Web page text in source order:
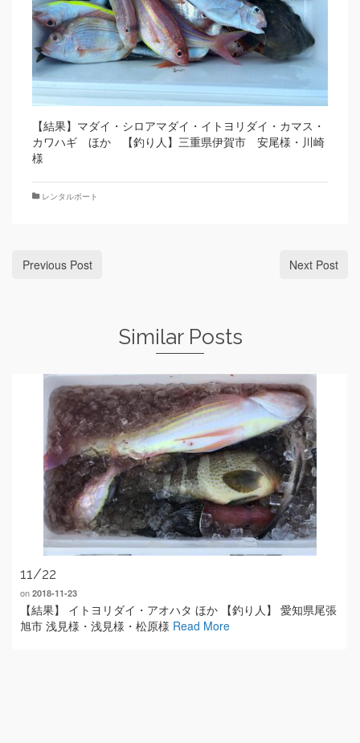
【結果】マダイ・シロアマダイ・イトヨリダイ・カマス・
カワハギ ほか 【釣り人】三重県伊賀市 安尾様・川崎
様
レンタルボート
Previous Post Next Post
Similar Posts
11/22
on 2018-11-23
【結果】 イトヨリダイ・アオハタ ほか 【釣り人】 愛知県尾張
旭市 浅見様・浅見様・松原様 Read More